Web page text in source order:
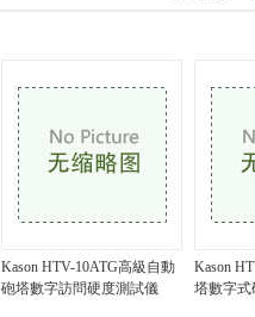
Kason HTV-10ATG高級自動
砲塔數字訪問硬度測試儀
Kason
塔數字式